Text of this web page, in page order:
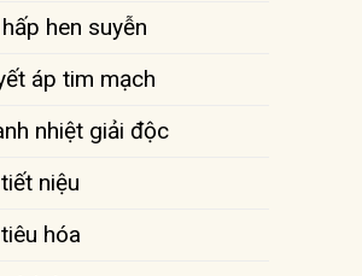
hen suyễn
áp tim mạch
nhiệt giải độc
niệu
hóa